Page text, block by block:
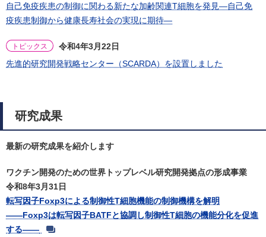
自己免疫疾患の制御に関わる新たな加齢関連T細胞を発見―自己免
疫疾患制御から健康長寿社会の実現に期待―
トピックス
令和4年3月22日
先進的研究開発戦略センター（SCARDA）を設置しました
研究成果
最新の研究成果を紹介します
ワクチン開発のための世界トップレベル研究開発拠点の形成事業
令和8年3月31日
転写因子Foxp3による制御性T細胞機能の制御機構を解明
――Foxp3は転写因子BATFと協調し制御性T細胞の機能分化を促進
する――